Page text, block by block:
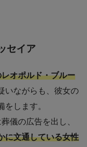
セイア
オポルド・ブルー
いながらも、彼女の
します。
儀の広告を出し、
に文通している女性